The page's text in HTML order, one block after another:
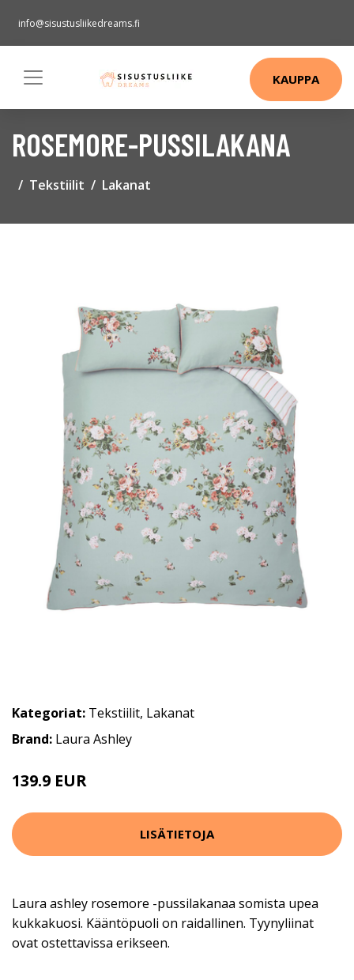
info@sisustusliikedreams.fi
KAUPPA
ROSEMORE-PUSSILAKANA
Tekstiilit Lakanat
Kategoriat: Tekstiilit, Lakanat
Brand: Laura Ashley
139.9 EUR
LISÄTIETOJA
Laura ashley rosemore -pussilakanaa somista upea
kukkakuosi. Kääntöpuoli on raidallinen. Tyynyliinat
ovat ostettavissa erikseen.